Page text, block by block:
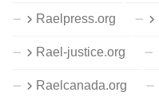
Raelpress.org
Rael-justice.org
Raelcanada.org